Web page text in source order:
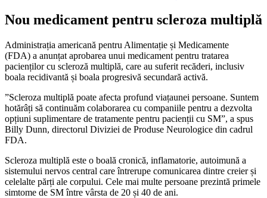
Nou medicament pentru scleroza multiplă
Administrația americană pentru Alimentație și Medicamente
(FDA) a anunțat aprobarea unui medicament pentru tratarea
pacienților cu scleroză multiplă, care au suferit recăderi, inclusiv
boala recidivantă și boala progresivă secundară activă.
”Scleroza multiplă poate afecta profund viațaunei persoane. Suntem
hotărâți să continuăm colaborarea cu companiile pentru a dezvolta
opțiuni suplimentare de tratamente pentru pacienții cu SM”, a spus
Billy Dunn, directorul Diviziei de Produse Neurologice din cadrul
FDA.
Scleroza multiplă este o boală cronică, inflamatorie, autoimună a
sistemului nervos central care întrerupe comunicarea dintre creier și
celelalte părți ale corpului. Cele mai multe persoane prezintă primele
simtome de SM între vârsta de 20 și 40 de ani.